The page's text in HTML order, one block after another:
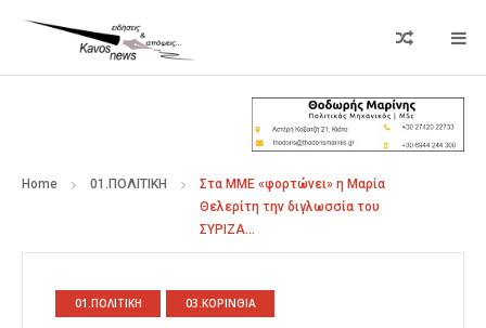
Home 01.ΠΟΛΙΤΙΚΗ
Στα ΜΜΕ «φορτώνει» η Μαρία
Θελερίτη την διγλωσσία του
ΣΥΡΙΖΑ…
01.ΠΟΛΙΤΙΚΗ 03.ΚΟΡΙΝΘΙΑ